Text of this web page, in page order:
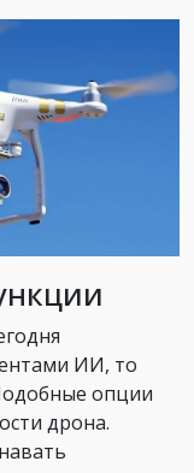
ИИ, то
опции
дрона.